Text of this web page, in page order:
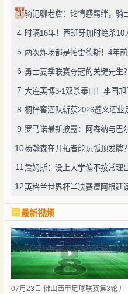
3 骑记聊老詹：论情感羁绊，骑
4 时隔16年！西班牙加时绝杀
5
6
7
8
9
10
11詹姆斯：没上大学偏不按常理
12
最新视频
07月23日 佛山西甲足球联赛第3轮 广